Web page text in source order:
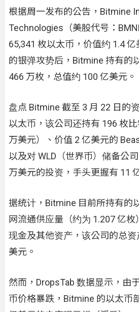
根据周一发布的公告，Bitmine
Technologies（美股代号：
65,341 枚以太币，价值约 1.4
的银弹攻势后，Bitmine 持有的
466 万枚，总值约 100 亿美元。
盘点 Bitmine 截至 3 月 22 日的
以太币，该公司还持有 196 枚
万美元）、价值 2 亿美元的
以及对 WLD（世界币）储备公
万美元的投资，手头更握有 11
据统计，Bitmine 目前所持有的
网流通供应量（约为 1.207 亿枚
现金及其他资产，该公司的总资
美元。
然而，DropsTab 数据显示，由
币价格暴跌，Bitmine 的以太币